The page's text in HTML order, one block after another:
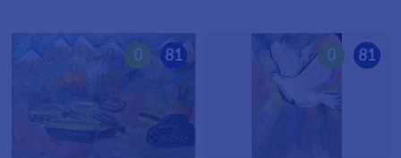
81
0 81
0